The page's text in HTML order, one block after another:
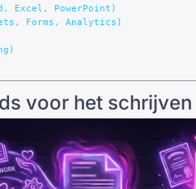
Excel, PowerPoint)
Forms, Analytics)
voor het schrijven